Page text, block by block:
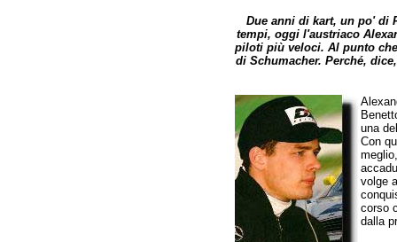
Due anni di kart, un po' di
tempi, oggi l'austriaco
piloti più veloci. Al punto
di Schumacher. Perché,
una
Con
volge
corso
dalla